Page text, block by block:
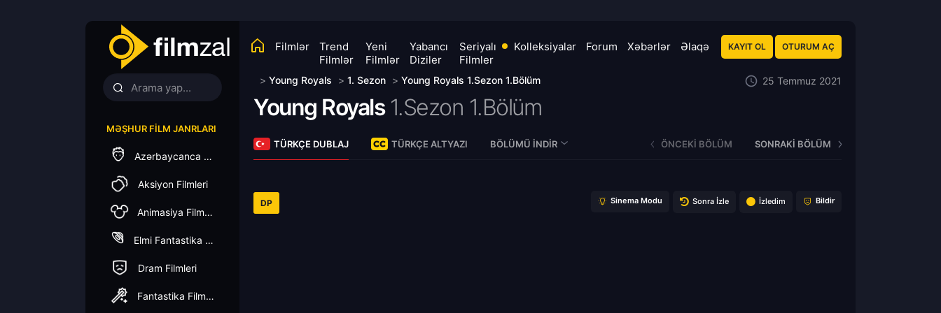
Filmlər
Trend
Filmlər
Yeni
Filmlər
Yabancı
Diziler
Seriyalı
Filmler
Kolleksiyalar Forum Xəbərlər Əlaqə KAYIT OL OTURUM AÇ
MƏŞHUR FILM JANRLARI
Azərbaycanca Dublaj
Aksiyon Filmleri
Animasiya Filmleri
Elmi Fantastika Filmleri
Dram Filmleri
Fantastika Filmleri
> Young Royals > 1. Sezon > Young Royals 1.Sezon 1.Bölüm 25 Temmuz 2021
Young Royals 1.Sezon 1.Bölüm
TÜRKÇE DUBLAJ TÜRKÇE ALTYAZI BÖLÜMÜ İNDIR ÖNCEKI BÖLÜM SONRAKI BÖLÜM
DP Sinema Modu Sonra İzle İzledim Bildir